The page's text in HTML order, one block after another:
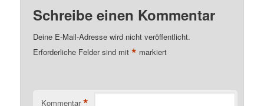
Schreibe einen Kommentar
Deine E-Mail-Adresse wird nicht veröffentlicht.
Erforderliche Felder sind mit* markiert
Kommentar